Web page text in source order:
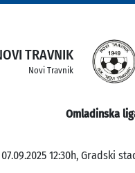
TRAVNIK
Novi Travnik
Omladinska
07.09.2025 12:30h, Gradski